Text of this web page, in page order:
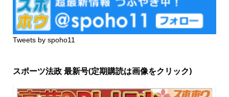
Tweets by spoho11
スポーツ法政 最新号(定期購読は画像をクリック)